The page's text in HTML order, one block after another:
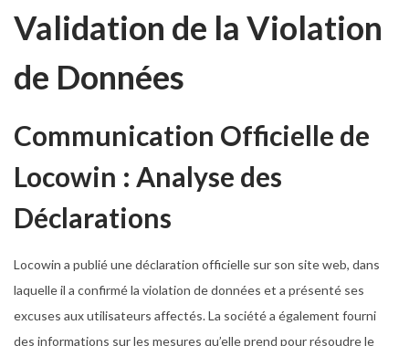
Validation de la Violation
de Données
Communication Officielle de
Locowin : Analyse des
Déclarations
Locowin a publié une déclaration officielle sur son site web, dans
laquelle il a confirmé la violation de données et a présenté ses
excuses aux utilisateurs affectés. La société a également fourni
des informations sur les mesures qu’elle prend pour résoudre le